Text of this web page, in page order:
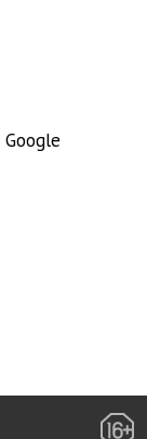
Google